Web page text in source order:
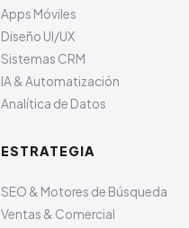
Apps Móviles
Diseño UI/UX
Sistemas CRM
IA & Automatización
Analítica de Datos
ESTRATEGIA
SEO & Motores de Búsqueda
Ventas & Comercial